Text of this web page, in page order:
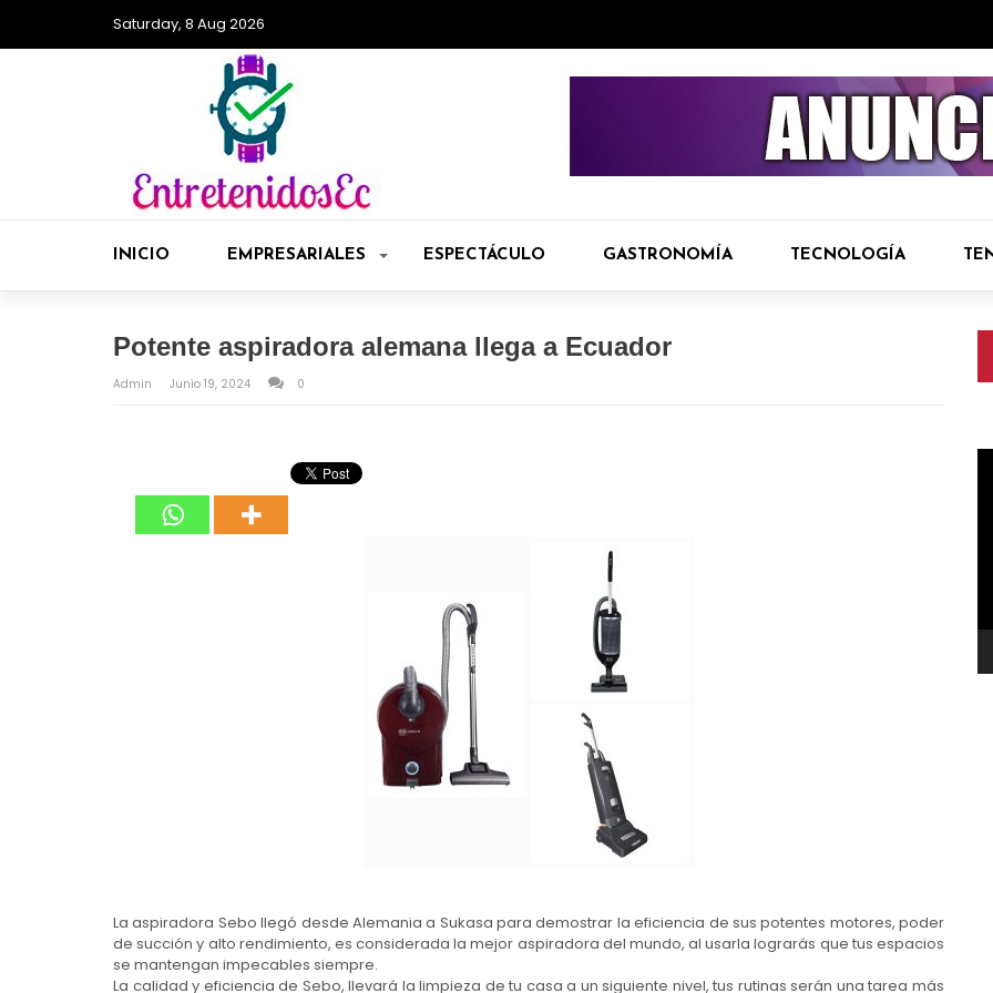
Saturday, 8 Aug 2026
INICIO EMPRESARIALES ESPECTÁCULO GASTRONOMÍA TECNOLOGÍA
Potente aspiradora alemana llega a Ecuador
Admin Junio 19, 2024 0
La aspiradora Sebo llegó desde Alemania a Sukasa para demostrar la eficiencia de sus potentes motores, poder
de succión y alto rendimiento, es considerada la mejor aspiradora del mundo, al usarla lograrás que tus espacios
se mantengan impecables siempre.
La calidad y eficiencia de Sebo, llevará la limpieza de tu casa a un siguiente nivel, tus rutinas serán una tarea más